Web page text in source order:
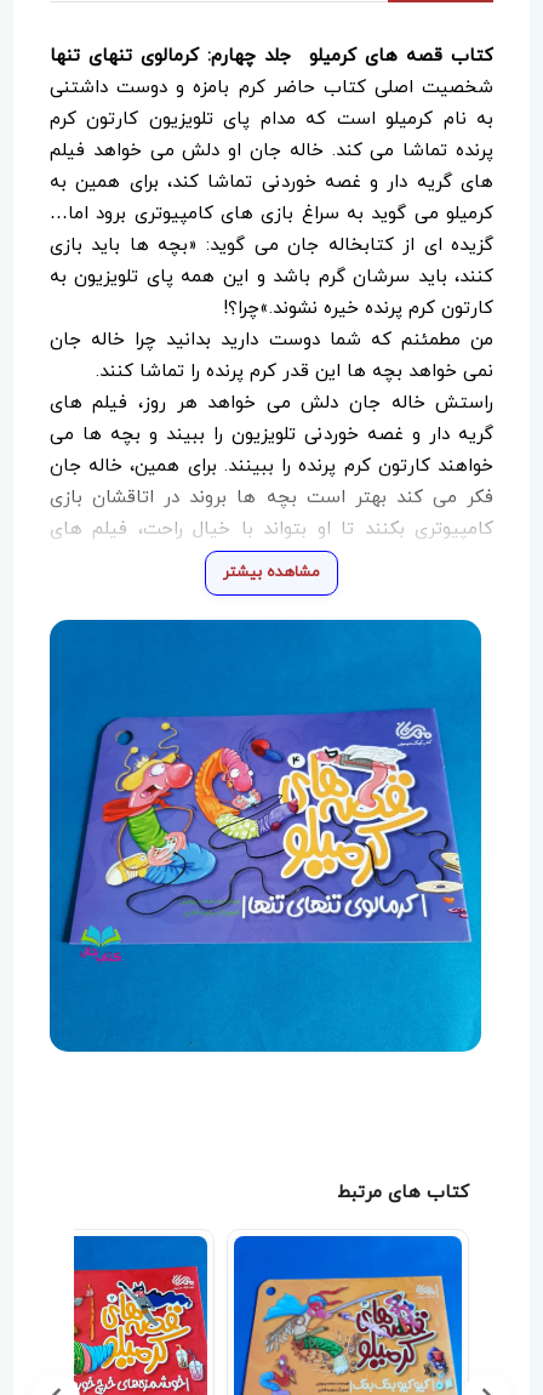
کتاب قصه های کرمیلو جلد چهارم: کرمالوی تنهای تنها
شخصیت اصلی کتاب حاضر کرم بامزه و دوست داشتنی
به نام کرمیلو است که مدام پای تلویزیون کارتون کرم
پرنده تماشا می کند. خاله جان او دلش می خواهد فیلم
های گریه دار و غصه خوردنی تماشا کند، برای همین به
کرمیلو می گوید به سراغ بازی های کامپیوتری برود اما…
گزیده ای از کتابخاله جان می گوید: «بچه ها باید بازی
کنند، باید سرشان گرم باشد و این همه پای تلویزیون به
کارتون کرم پرنده خیره نشوند.»چرا؟!
من مطمئنم که شما دوست دارید بدانید چرا خاله جان
نمی خواهد بچه ها این قدر کرم پرنده را تماشا کنند.
راستش خاله جان دلش می خواهد هر روز، فیلم های
گریه دار و غصه خوردنی تلویزیون را ببیند و بچه ها می
خواهند کارتون کرم پرنده را ببینند. برای همین، خاله جان
فکر می کند بهتر است بچه ها بروند در اتاقشان بازی
کامپیوتری بکنند تا او بتواند با خیال راحت، فیلم های
گریه دار و غصه خوردنی ببیند و بعد، کلی غصه بخورد و
مشاهده بیشتر
کتاب های مرتبط